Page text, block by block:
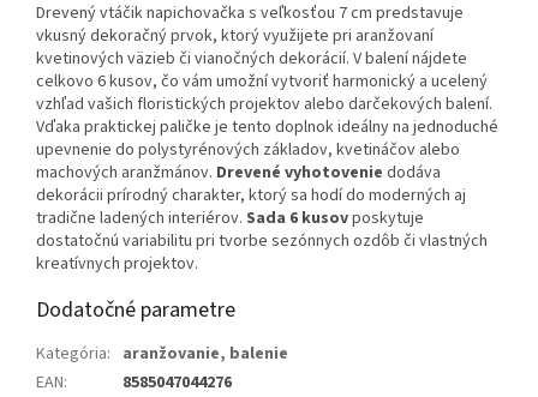
Drevený vtáčik napichovačka s veľkosťou 7 cm predstavuje
vkusný dekoračný prvok, ktorý využijete pri aranžovaní
kvetinových väzieb či vianočných dekorácií. V balení nájdete
celkovo 6 kusov, čo vám umožní vytvoriť harmonický a ucelený
vzhľad vašich floristických projektov alebo darčekových balení.
Vďaka praktickej paličke je tento doplnok ideálny na jednoduché
upevnenie do polystyrénových základov, kvetináčov alebo
machových aranžmánov. Drevené vyhotovenie dodáva
dekorácii prírodný charakter, ktorý sa hodí do moderných aj
tradične ladených interiérov. Sada 6 kusovposkytuje
dostatočnú variabilitu pri tvorbe sezónnych ozdôb či vlastných
kreatívnych projektov.
Dodatočné parametre
Kategória: aranžovanie, balenie
EAN: 8585047044276